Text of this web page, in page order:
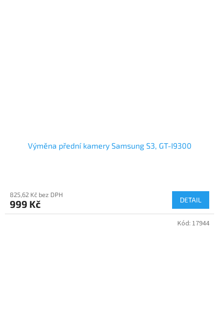
Výměna přední kamery Samsung S3, GT-I9300
825,62 Kč bez DPH
999 Kč DETAIL
Kód: 17944